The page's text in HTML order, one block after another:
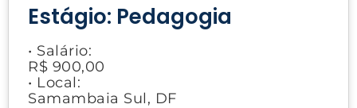
Estágio: Pedagogia
• Salário:
R$ 900,00
• Local:
Samambaia Sul, DF